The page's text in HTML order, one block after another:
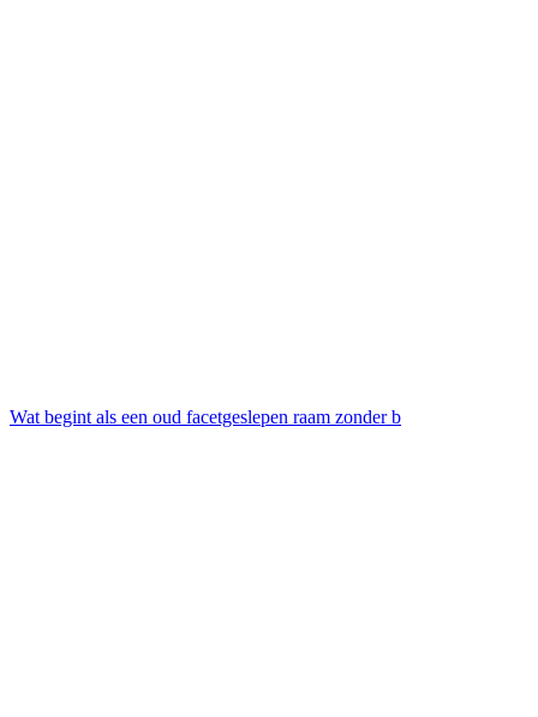
Wat begint als een oud facetgeslepen raam zonder b